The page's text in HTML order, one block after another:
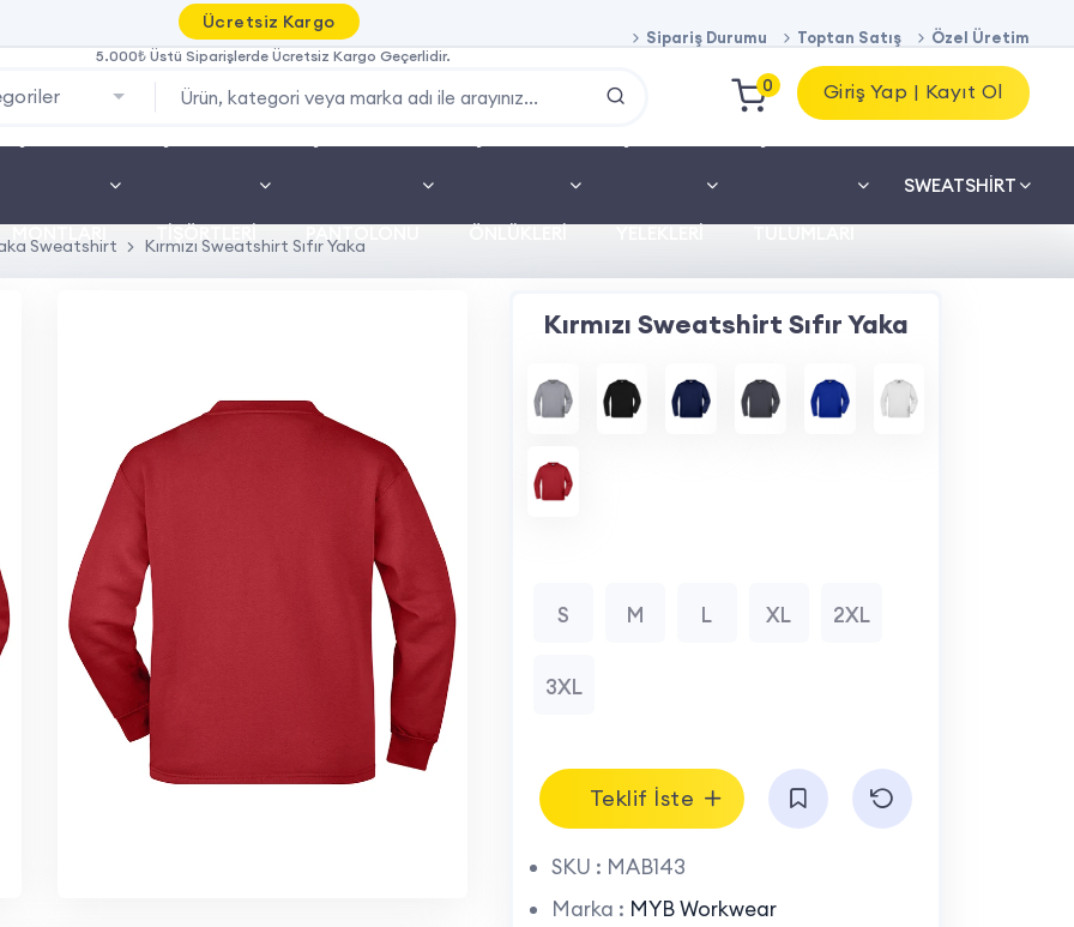
Ücretsiz Kargo
5.000₺ Üstü Siparişlerde Ücretsiz Kargo Geçerlidir.
Sipariş Durumu Toptan Satış Özel Üretim
0 Giriş Yap | Kayıt Ol
SWEATSHIRT
Sweatshirt Kırmızı Sweatshirt Sıfır Yaka
Kırmızı Sweatshirt Sıfır Yaka
S M L XL 2XL
3XL
Teklif İste
SKU : MAB143
Marka : MYB Workwear